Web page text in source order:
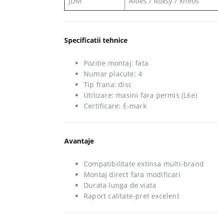
Specificatii tehnice
Pozitie montaj: fata
Numar placute: 4
Tip frana: disc
Utilizare: masini fara permis (L6e)
Certificare: E-mark
Avantaje
Compatibilitate extinsa multi-brand
Montaj direct fara modificari
Durata lunga de viata
Raport calitate-pret excelent